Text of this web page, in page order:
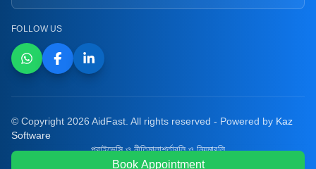
Book Appointment
FOLLOW US
© Copyright 2026 AidFast. All rights reserved - Powered by Kaz
Software
প্রাইভেসি ও নীতিমালাশর্তাবলি ও নিয়মাবলি